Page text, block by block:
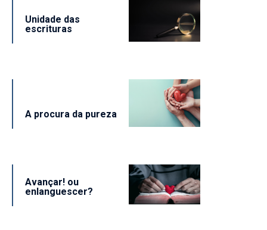
Unidade das
escrituras
A procura da pureza
Avançar! ou
enlanguescer?